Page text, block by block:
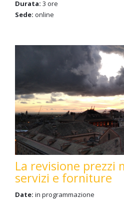
Durata: 3 ore
Sede: online
La revisione prezzi
servizi e forniture
Date: in programmazione